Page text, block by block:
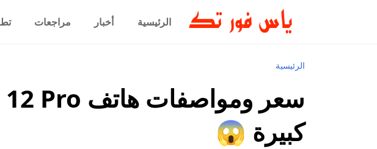
الرئيسية أخبار مراجعات
الرئيسية
كبيرة 😱